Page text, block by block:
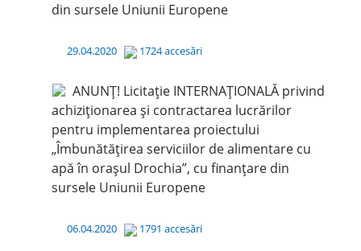
din sursele Uniunii Europene
29.04.2020 1724 accesări
ANUNȚ! Licitație INTERNAȚIONALĂ privind
achiziționarea și contractarea lucrărilor
pentru implementarea proiectului
„Îmbunătățirea serviciilor de alimentare cu
apă în orașul Drochia”, cu finanțare din
sursele Uniunii Europene
06.04.2020 1791 accesări